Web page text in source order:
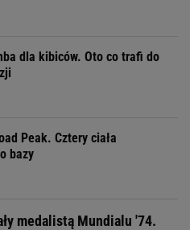
dla kibiców. Oto co trafi do
Peak. Cztery ciała
bazy
medalistą Mundialu '74.